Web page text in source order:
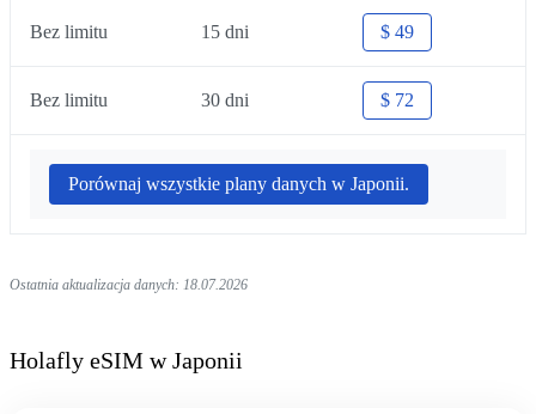
Bez limitu 15 dni $ 49
Bez limitu 30 dni $ 72
Porównaj wszystkie plany danych w Japonii.
Ostatnia aktualizacja danych: 18.07.2026
Holafly eSIM w Japonii